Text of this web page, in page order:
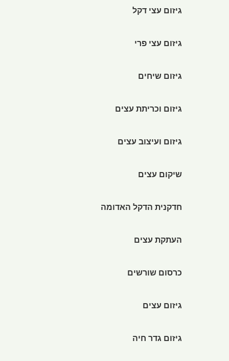
גיזום עצי דקל
גיזום עצי פרי
גיזום שיחים
גיזום וכריתת עצים
גיזום ועיצוב עצים
שיקום עצים
חדקנית הדקל האדומה
העתקת עצים
כרסום שורשים
גיזום עצים
גיזום גדר חיה